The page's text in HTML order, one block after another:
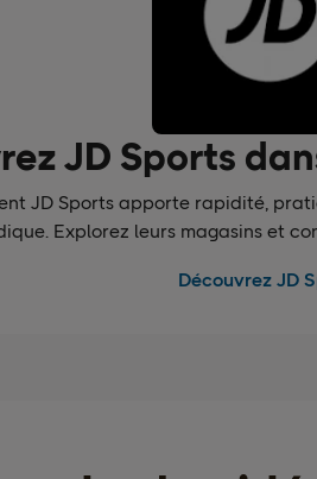
JD Sports
JD Sports apporte rapidité,
Explorez leurs magasins et
Découvrez JD